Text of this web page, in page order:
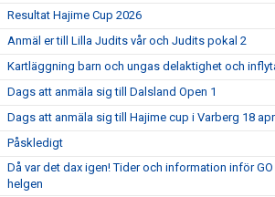
Resultat Hajime Cup 2026
Anmäl er till Lilla Judits vår och Judits pokal 2
Kartläggning barn och ungas delaktighet och
Dags att anmäla sig till Dalsland Open 1
Dags att anmäla sig till Hajime cup i Varberg 18
Påskledigt
Då var det dax igen! Tider och information inför GO
helgen